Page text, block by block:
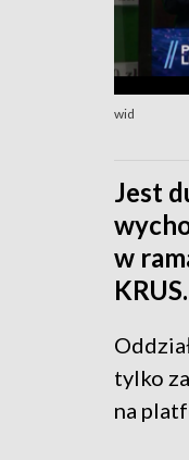
wid
Jest
w
KRUS.
tylko
na